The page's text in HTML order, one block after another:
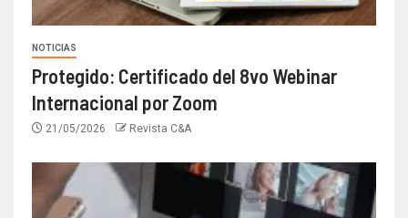
NOTICIAS
Protegido: Certificado del 8vo Webinar
Internacional por Zoom
21/05/2026 Revista C&A